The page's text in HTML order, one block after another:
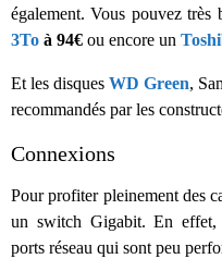
également. Vous pouvez très
3To à 94€ ou encore un
Et les disques WD Green,
recommandés par les
Connexions
Pour profiter pleinement des
un switch Gigabit. En effet,
ports réseau qui sont peu